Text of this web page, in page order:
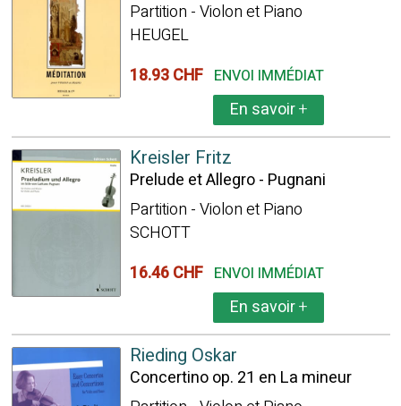
Partition - Violon et Piano
HEUGEL
18.93 CHF ENVOI IMMÉDIAT
En savoir+
Kreisler Fritz
Prelude et Allegro - Pugnani
Partition - Violon et Piano
SCHOTT
16.46 CHF ENVOI IMMÉDIAT
En savoir+
Rieding Oskar
Concertino op. 21 en La mineur